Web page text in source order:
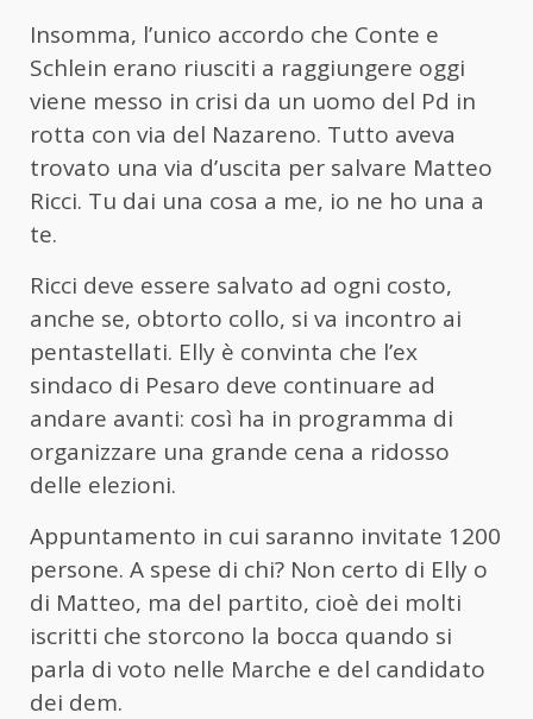
Insomma, l’unico accordo che Conte e
Schlein erano riusciti a raggiungere oggi
viene messo in crisi da un uomo del Pd in
rotta con via del Nazareno. Tutto aveva
trovato una via d’uscita per salvare Matteo
Ricci. Tu dai una cosa a me, io ne ho una a
te.
Ricci deve essere salvato ad ogni costo,
anche se, obtorto collo, si va incontro ai
pentastellati. Elly è convinta che l’ex
sindaco di Pesaro deve continuare ad
andare avanti: così ha in programma di
organizzare una grande cena a ridosso
delle elezioni.
Appuntamento in cui saranno invitate 1200
persone. A spese di chi? Non certo di Elly o
di Matteo, ma del partito, cioè dei molti
iscritti che storcono la bocca quando si
parla di voto nelle Marche e del candidato
dei dem.